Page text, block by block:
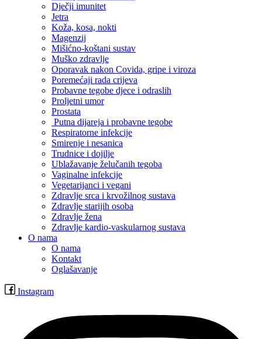
Dječji imunitet
Jetra
Koža, kosa, nokti
Magenzij
Mišićno-koštani sustav
Muško zdravlje
Oporavak nakon Covida, gripe i viroza
Poremećaji rada crijeva
Probavne tegobe djece i odraslih
Proljetni umor
Prostata
Putna dijareja i probavne tegobe
Respiratorne infekcije
Smirenje i nesanica
Trudnice i dojilje
Ublažavanje želučanih tegoba
Vaginalne infekcije
Vegetarijanci i vegani
Zdravlje srca i krvožilnog sustava
Zdravlje starijih osoba
Zdravlje žena
Zdravlje kardio-vaskularnog sustava
O nama
O nama
Kontakt
Oglašavanje
Instagram